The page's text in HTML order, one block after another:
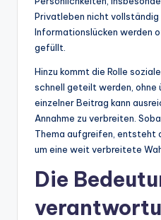
Privatleben nicht
Informationslücken werden
gefüllt.
Hinzu kommt die Rolle
schnell geteilt werden, ohne
einzelner Beitrag kann
Annahme zu verbreiten.
Thema aufgreifen, entsteht
um eine weit verbreitete
Die